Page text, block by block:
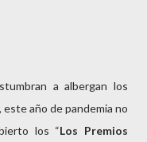
a albergan los
año de pandemia no
los “Los Premios